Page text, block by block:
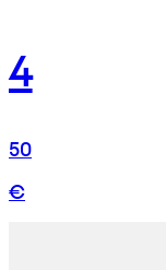
4
50
€